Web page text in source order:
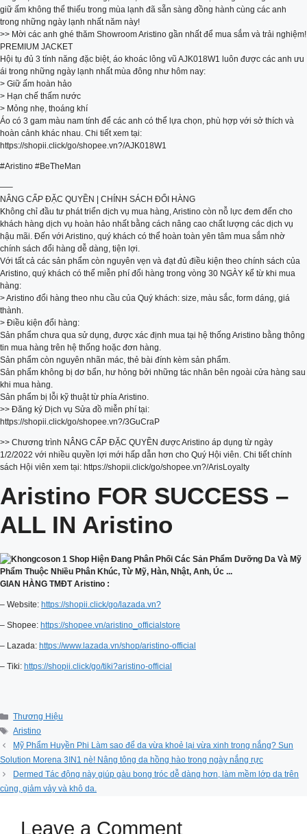
giữ ấm không thể thiếu trong mùa lạnh đã sẵn sàng đồng hành cùng các anh
trong những ngày lạnh nhất năm này!
>> Mời các anh ghé thăm Showroom Aristino gần nhất để mua sắm và trải nghiệm!
PREMIUM JACKET
Hội tụ đủ 3 tính năng đặc biệt, áo khoác lông vũ AJK018W1 luôn được các anh ưu
ái trong những ngày lạnh nhất mùa đông như hôm nay:
> Giữ ấm hoàn hảo
> Hạn chế thấm nước
> Mỏng nhẹ, thoáng khí
Áo có 3 gam màu nam tính để các anh có thể lựa chọn, phù hợp với sở thích và
hoàn cảnh khác nhau. Chi tiết xem tại:
https://shopii.click/go/shopee.vn?/AJK018W1
#Aristino #BeTheMan
—–
NÂNG CẤP ĐẶC QUYỀN | CHÍNH SÁCH ĐỔI HÀNG
Không chỉ đầu tư phát triển dịch vụ mua hàng, Aristino còn nỗ lực đem đến cho
khách hàng dịch vụ hoàn hảo nhất bằng cách nâng cao chất lượng các dịch vụ
hậu mãi. Đến với Aristino, quý khách có thể hoàn toàn yên tâm mua sắm nhờ
chính sách đổi hàng dễ dàng, tiện lợi.
Với tất cả các sản phẩm còn nguyên vẹn và đạt đủ điều kiện theo chính sách của
Aristino, quý khách có thể miễn phí đổi hàng trong vòng 30 NGÀY kể từ khi mua
hàng:
> Aristino đổi hàng theo nhu cầu của Quý khách: size, màu sắc, form dáng, giá
thành.
> Điều kiện đổi hàng:
Sản phẩm chưa qua sử dụng, được xác định mua tại hệ thống Aristino bằng thông
tin mua hàng trên hệ thống hoặc đơn hàng.
Sản phẩm còn nguyên nhãn mác, thẻ bài đính kèm sản phẩm.
Sản phẩm không bị dơ bẩn, hư hỏng bởi những tác nhân bên ngoài cửa hàng sau
khi mua hàng.
Sản phẩm bị lỗi kỹ thuật từ phía Aristino.
>> Đăng ký Dịch vụ Sửa đồ miễn phí tại:
https://shopii.click/go/shopee.vn?/3GuCraP
>> Chương trình NÂNG CẤP ĐẶC QUYỀN được Aristino áp dụng từ ngày
1/2/2022 với nhiều quyền lợi mới hấp dẫn hơn cho Quý Hội viên. Chi tiết chính
sách Hội viên xem tại: https://shopii.click/go/shopee.vn?/ArisLoyalty
Aristino FOR SUCCESS –
ALL IN Aristino
GIAN HÀNG TMĐT Aristino :
– Website: https://shopii.click/go/lazada.vn?
– Shopee: https://shopee.vn/aristino_officialstore
– Lazada: https://www.lazada.vn/shop/aristino-official
– Tiki: https://shopii.click/go/tiki?aristino-official
Categories
Thương Hiệu
Tags
Aristino
Mỹ Phẩm Huyền Phi Làm sao để da vừa khoẻ lại vừa xinh trong nắng? Sun
Solution Morena 3IN1 nè! Nâng tông da hồng hào trong ngày nắng rực
Dermed Tác động này giúp gàu bong tróc dễ dàng hơn, làm mềm lớp da trên
cùng, giảm vảy và khô da.
Leave a Comment